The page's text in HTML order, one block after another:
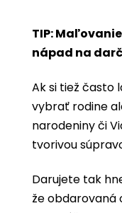
TIP:
nápad na
Ak si tiež často
vybrať rodine
narodeniny či
tvorivou
Darujete tak
že obdarovaná